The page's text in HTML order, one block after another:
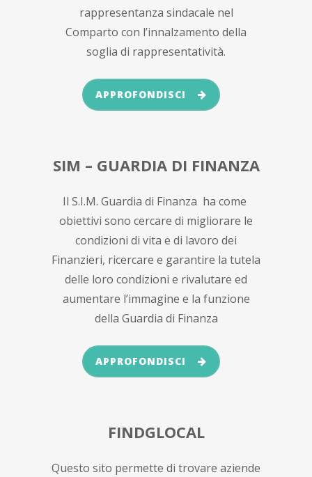
rappresentanza sindacale nel
Comparto con l’innalzamento della
soglia di rappresentatività.
APPROFONDISCI
SIM – GUARDIA DI FINANZA
Il S.I.M. Guardia di Finanza ha come
obiettivi sono cercare di migliorare le
condizioni di vita e di lavoro dei
Finanzieri, ricercare e garantire la tutela
delle loro condizioni e rivalutare ed
aumentare l’immagine e la funzione
della Guardia di Finanza
APPROFONDISCI
FINDGLOCAL
Questo sito permette di trovare aziende